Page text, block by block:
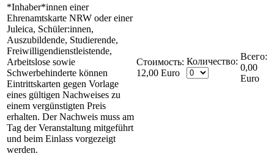
*Inhaber*innen einer
Ehrenamtskarte NRW oder einer
Juleica, Schüler:innen,
Auszubildende, Studierende,
Freiwilligendienstleistende,
Arbeitslose sowie
Schwerbehinderte können
Eintrittskarten gegen Vorlage
eines gültigen Nachweises zu
einem vergünstigten Preis
erhalten. Der Nachweis muss am
Tag der Veranstaltung mitgeführt
und beim Einlass vorgezeigt
werden.
Стоимость:
12,00 Euro
Количество:
0,00
Euro